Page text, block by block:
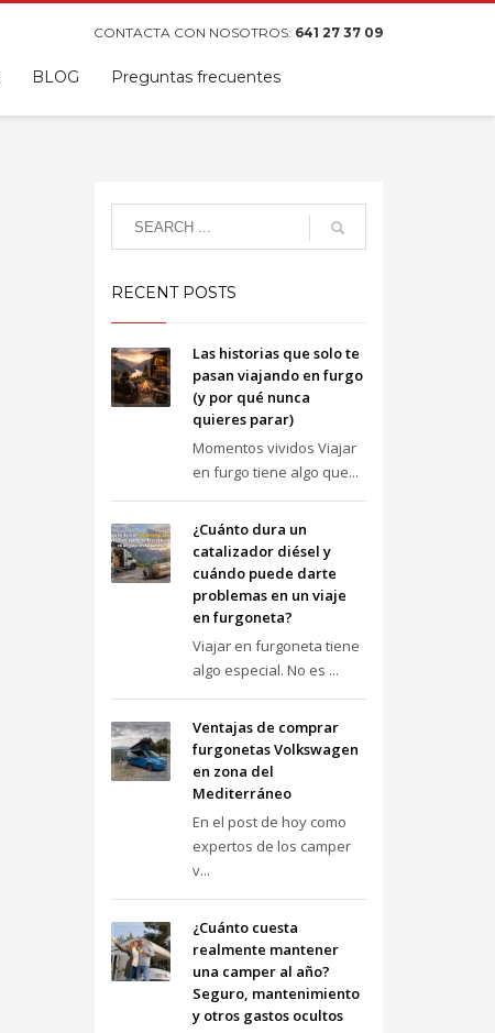
CONTACTA CON NOSOTROS: 641 27 37 09
BLOG
Preguntas frecuentes
RECENT POSTS
Las historias que solo te
pasan viajando en furgo
(y por qué nunca
quieres parar)
Momentos vividos Viajar
en furgo tiene algo que...
¿Cuánto dura un
catalizador diésel y
cuándo puede darte
problemas en un viaje
en furgoneta?
Viajar en furgoneta tiene
algo especial. No es ...
Ventajas de comprar
furgonetas Volkswagen
en zona del
Mediterráneo
En el post de hoy como
expertos de los camper
v...
¿Cuánto cuesta
realmente mantener
una camper al año?
Seguro, mantenimiento
y otros gastos ocultos